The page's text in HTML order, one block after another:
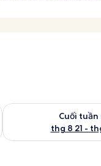
8 14 - thg 8 16
Cuối tuần
thg 8 21 -
Kiểm tra lượng